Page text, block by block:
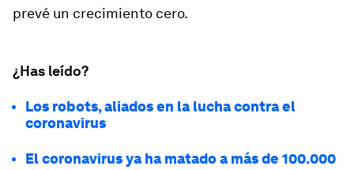
prevé un crecimiento cero.
¿Has leído?
Los robots, aliados en la lucha contra el
coronavirus
El coronavirus ya ha matado a más de 100.000